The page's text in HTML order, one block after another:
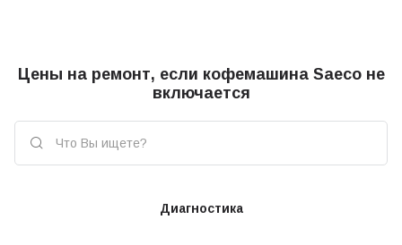
Цены на ремонт, если кофемашина Saeco не
включается
Диагностика